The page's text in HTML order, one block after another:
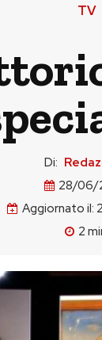
TV
Di:
28/06/
Aggiornato il:
2